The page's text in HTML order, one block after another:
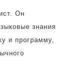
Он
знания
и программу,